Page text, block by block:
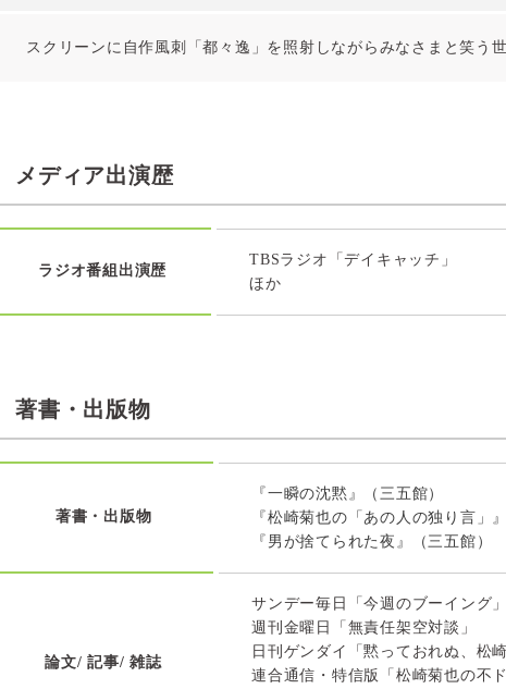
スクリーンに自作風刺「都々逸」を照射しながらみなさまと笑う世
メディア出演歴
ラジオ番組出演歴
TBSラジオ「デイキャッチ」
ほか
著書・出版物
著書・出版物
『一瞬の沈黙』（三五館）
『松崎菊也の「あの人の独り言」
『男が捨てられた夜』（三五館）
論文/ 記事/ 雑誌
サンデー毎日「今週のブーイング」
週刊金曜日「無責任架空対談」
日刊ゲンダイ「黙っておれぬ、
連合通信・特信版「松崎菊也の不